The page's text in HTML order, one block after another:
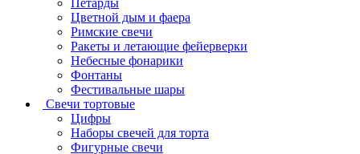
Цветной дым и фаера
Римские свечи
Ракеты и летающие фейерверки
Небесные фонарики
Фонтаны
Фестивальные шары
Свечи тортовые
Цифры
Наборы свечей для торта
Фигурные свечи